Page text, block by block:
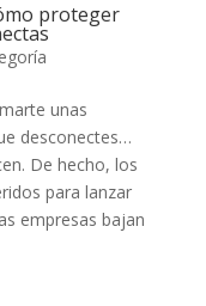
proteger
unas
desconectes…
De hecho, los
para lanzar
empresas bajan